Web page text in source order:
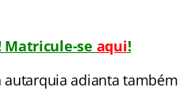
Matricule-se aqui!
autarquia adianta também